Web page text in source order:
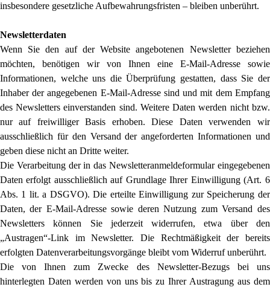
insbesondere gesetzliche Aufbewahrungsfristen – bleiben unberührt.
Newsletterdaten
Wenn Sie den auf der Website angebotenen Newsletter beziehen
möchten, benötigen wir von Ihnen eine E-Mail-Adresse sowie
Informationen, welche uns die Überprüfung gestatten, dass Sie der
Inhaber der angegebenen E-Mail-Adresse sind und mit dem Empfang
des Newsletters einverstanden sind. Weitere Daten werden nicht bzw.
nur auf freiwilliger Basis erhoben. Diese Daten verwenden wir
ausschließlich für den Versand der angeforderten Informationen und
geben diese nicht an Dritte weiter.
Die Verarbeitung der in das Newsletteranmeldeformular eingegebenen
Daten erfolgt ausschließlich auf Grundlage Ihrer Einwilligung (Art. 6
Abs. 1 lit. a DSGVO). Die erteilte Einwilligung zur Speicherung der
Daten, der E-Mail-Adresse sowie deren Nutzung zum Versand des
Newsletters können Sie jederzeit widerrufen, etwa über den
„Austragen“-Link im Newsletter. Die Rechtmäßigkeit der bereits
erfolgten Datenverarbeitungsvorgänge bleibt vom Widerruf unberührt.
Die von Ihnen zum Zwecke des Newsletter-Bezugs bei uns
hinterlegten Daten werden von uns bis zu Ihrer Austragung aus dem